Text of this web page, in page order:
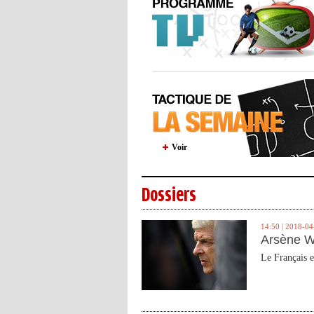
Voir
Dossiers
14:50 | 2018-
Arsène
Le Français